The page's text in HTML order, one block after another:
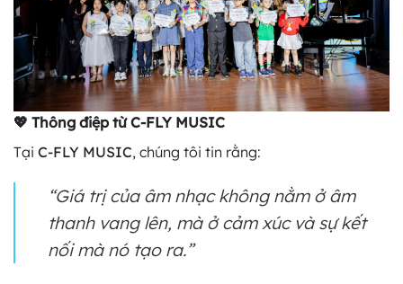
💖 Thông điệp từ C-FLY MUSIC
Tại C-FLY MUSIC, chúng tôi tin rằng:
“Giá trị của âm nhạc không nằm ở âm
thanh vang lên, mà ở cảm xúc và sự kết
nối mà nó tạo ra.”